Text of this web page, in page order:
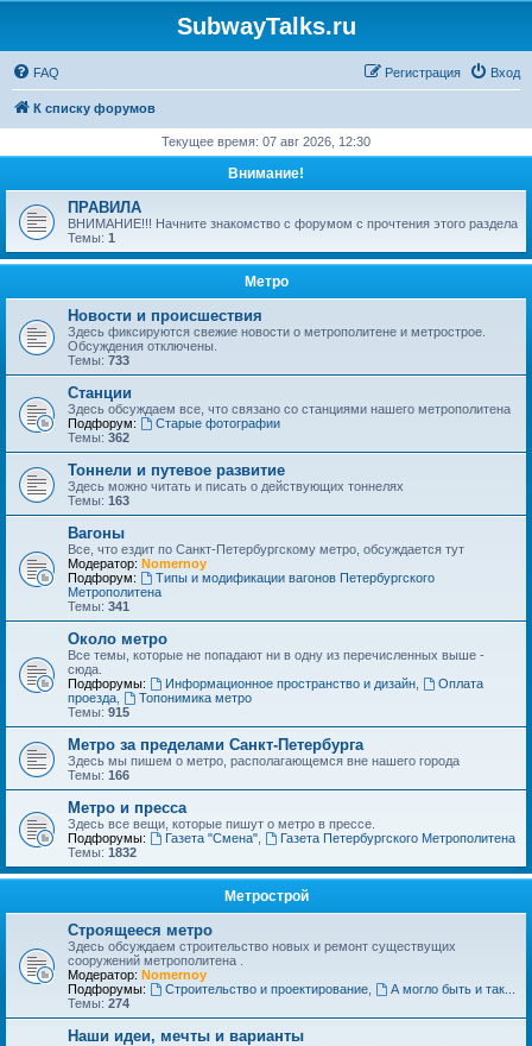
SubwayTalks.ru
FAQ Вход
Регистрация
К списку форумов
Текущее время: 07 авг 2026, 12:30
Внимание!
ПРАВИЛА
ВНИМАНИЕ!!! Начните знакомство с форумом с прочтения этого раздела
Темы: 1
Метро
Новости и происшествия
Здесь фиксируются свежие новости о метрополитене и метрострое.
Обсуждения отключены.
Темы: 733
Станции
Здесь обсуждаем все, что связано со станциями нашего метрополитена
Подфорум:
Старые фотографии
Темы: 362
Тоннели и путевое развитие
Здесь можно читать и писать о действующих тоннелях
Темы: 163
Вагоны
Все, что ездит по Санкт-Петербургскому метро, обсуждается тут
Модератор: Nomernoy
Подфорум:
Типы и модификации вагонов Петербургского
Метрополитена
Темы: 341
Около метро
Все темы, которые не попадают ни в одну из перечисленных выше -
сюда.
Подфорумы:
Информационное пространство и дизайн,
Оплата
проезда
Топонимика метро
Темы: 915
Метро за пределами Санкт-Петербурга
Здесь мы пишем о метро, располагающемся вне нашего города
Темы: 166
Метро и пресса
Здесь все вещи, которые пишут о метро в прессе.
Подфорумы:
Газета "Смена",
Газета Петербургского Метрополитена
Темы: 1832
Метрострой
Строящееся метро
Здесь обсуждаем строительство новых и ремонт существущих
сооружений метрополитена .
Модератор: Nomernoy
Подфорумы:
Строительство и проектирование,
А могло быть и так...
Темы: 274
Наши идеи, мечты и варианты